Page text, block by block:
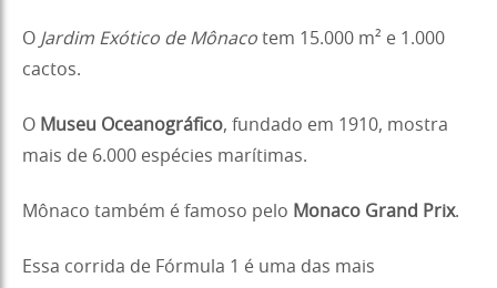
O Jardim Exótico de Mônaco tem 15.000 m² e 1.000
cactos.
O Museu Oceanográfico, fundado em 1910, mostra
mais de 6.000 espécies marítimas.
Mônaco também é famoso pelo Monaco Grand Prix.
Essa corrida de Fórmula 1 é uma das mais